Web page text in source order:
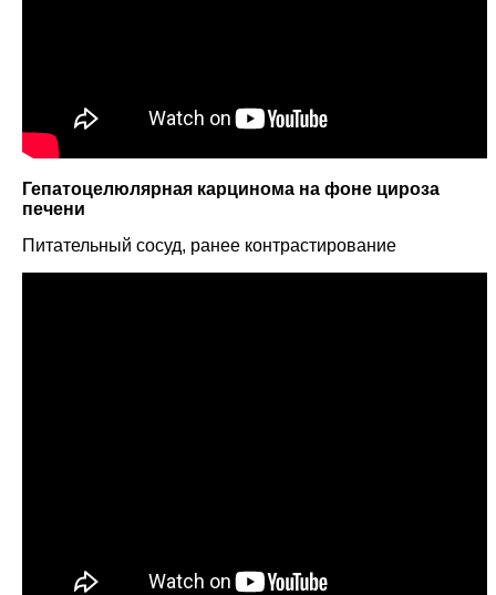
Гепатоцелюлярная карцинома на фоне цироза
печени
Питательный сосуд, ранее контрастирование